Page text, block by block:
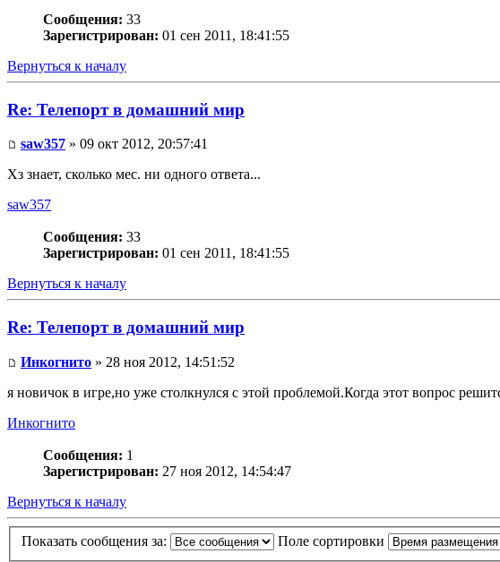
Сообщения: 33
Зарегистрирован: 01 сен 2011, 18:41:55
Вернуться к началу
Re: Телепорт в домашний мир
saw357 » 09 окт 2012, 20:57:41
Хз знает, сколько мес. ни одного ответа...
saw357
Сообщения: 33
Зарегистрирован: 01 сен 2011, 18:41:55
Вернуться к началу
Re: Телепорт в домашний мир
Инкогнито » 28 ноя 2012, 14:51:52
я новичок в игре,но уже столкнулся с этой проблемой.Когда этот вопрос
Инкогнито
Сообщения: 1
Зарегистрирован: 27 ноя 2012, 14:54:47
Вернуться к началу
Показать сообщения за: Поле сортировки